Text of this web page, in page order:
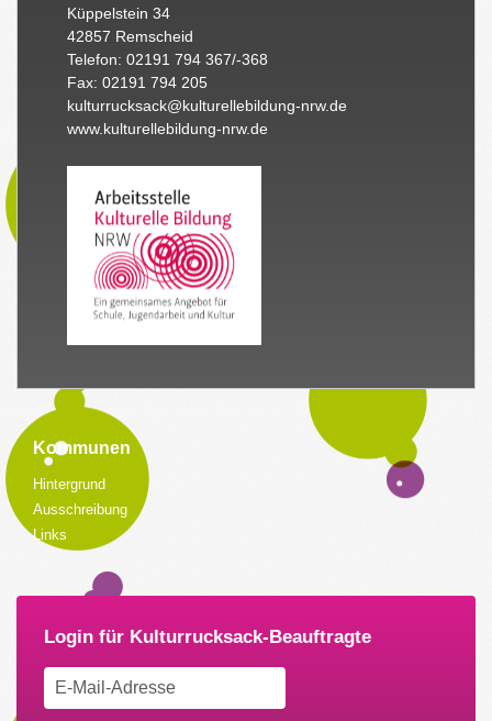
Küppelstein 34
42857 Remscheid
Telefon: 02191 794 367/-368
Fax: 02191 794 205
kulturrucksack@kulturellebildung-nrw.de
www.kulturellebildung-nrw.de
Kommunen
Hintergrund
Ausschreibung
Links